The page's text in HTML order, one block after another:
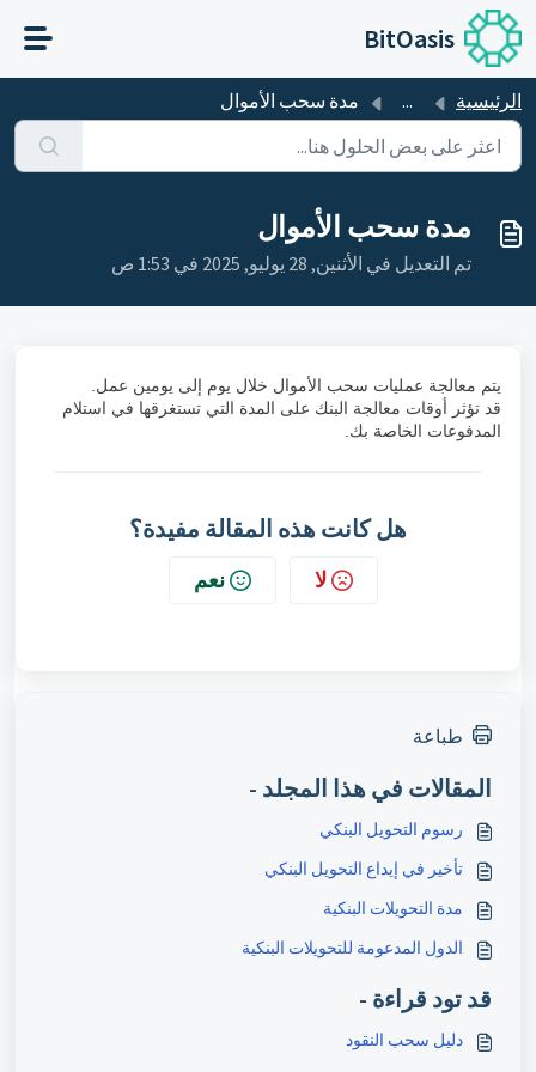
التخطّي إلى المحتوى الرئيسي
BitOasis
الرئيسية ... مدة سحب الأموال
مدة سحب الأموال
تم التعديل في الأثنين, 28 يوليو, 2025 في 1:53 ص
يتم معالجة عمليات سحب الأموال خلال يوم إلى يومين عمل.
قد تؤثر أوقات معالجة البنك على المدة التي تستغرقها في استلام
المدفوعات الخاصة بك.
هل كانت هذه المقالة مفيدة؟
لا نعم
طباعة
المقالات في هذا المجلد -
رسوم التحويل البنكي
تأخير في إيداع التحويل البنكي
مدة التحويلات البنكية
الدول المدعومة للتحويلات البنكية
قد تود قراءة -
دليل سحب النقود